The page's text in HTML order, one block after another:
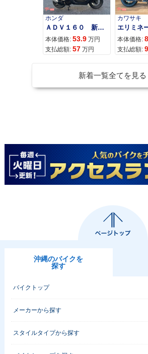
ホンダ
ＡＤＶ１６０ 新車 ２０２６年最新モデル パールスモーキーグレー スマートキー ２９Ｌメットイン ＵＳＢ Ｔｙｐｅ−Ｃ装備
本体価格: 53.9 万円
支払総額: 57 万円
カワサキ
本体価格:
支払総額:
新着一覧全てを見る
沖縄のバイクを
探す
バイクトップ
メーカーから探す
スタイルタイプから探す